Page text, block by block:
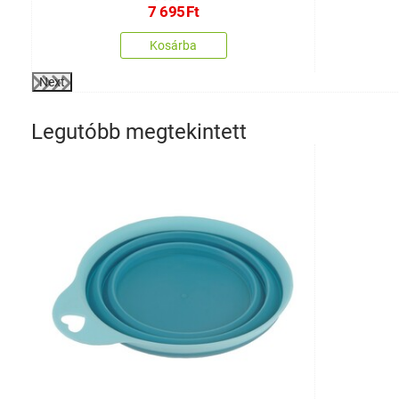
7 695Ft
Kosárba
Next
Legutóbb megtekintett